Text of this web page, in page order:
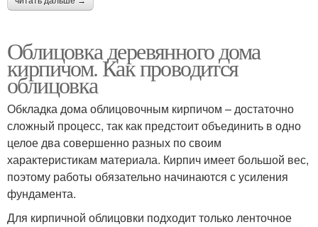
Облицовка деревянного дома
кирпичом. Как проводится
облицовка
Обкладка дома облицовочным кирпичом – достаточно
сложный процесс, так как предстоит объединить в одно
целое два совершенно разных по своим
характеристикам материала. Кирпич имеет большой вес,
поэтому работы обязательно начинаются с усиления
фундамента.
Для кирпичной облицовки подходит только ленточное